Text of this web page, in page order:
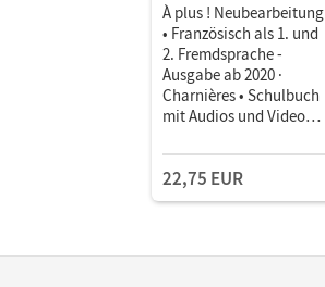
À plus ! Neubearbeitung
• Französisch als 1. und
2. Fremdsprache -
Ausgabe ab 2020 ·
Charnières • Schulbuch
mit Audios und Videos
22,75 EUR